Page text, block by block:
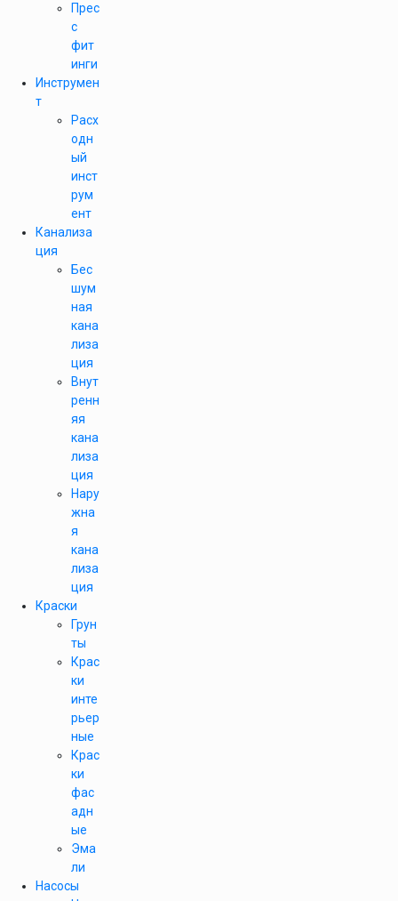
Прес
с
фит
инги
Инструмен
т
Расх
одн
ый
инст
рум
ент
Канализа
ция
Бес
шум
ная
кана
лиза
ция
Внут
ренн
яя
кана
лиза
ция
Нару
жна
я
кана
лиза
ция
Краски
Грун
ты
Крас
ки
инте
рьер
ные
Крас
ки
фас
адн
ые
Эма
ли
Насосы